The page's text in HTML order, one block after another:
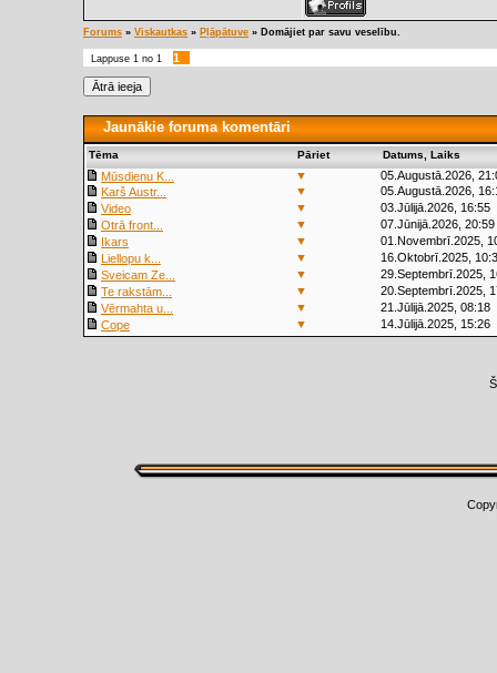
Forums » Viskautkas » Pļāpātuve » Domājiet par savu veselību.
Lappuse 1 no 1 1
Jaunākie foruma komentāri
Tēma Pāriet Datums, Laiks
Mūsdienu K... ▼
05.Augustā.2026,
Karš Austr...
▼
05.Augustā.2026,
Video
▼
03.Jūlijā.2026, 16:55
Otrā front...
▼
07.Jūnijā.2026, 20:59
Ikars
▼
01.Novembrī.2025,
Liellopu k...
▼
16.Oktobrī.2025,
Sveicam Ze...
▼
29.Septembrī.2025,
Te rakstām...
▼
20.Septembrī.2025,
Vērmahta u...
▼
21.Jūlijā.2025, 08:18
Cope
▼ 14.Jūlijā.2025, 15:26